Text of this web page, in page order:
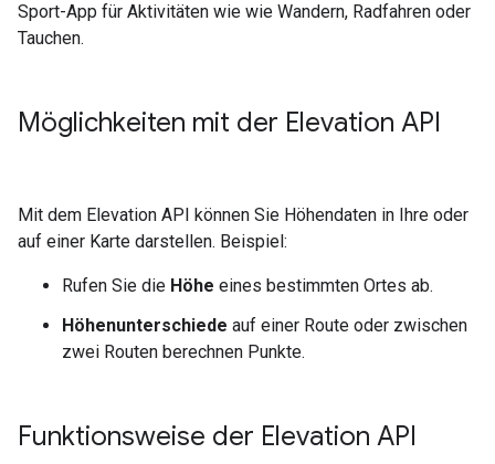
Sport-App für Aktivitäten wie wie Wandern, Radfahren oder
Tauchen.
Möglichkeiten mit der Elevation API
Mit dem Elevation API können Sie Höhendaten in Ihre oder
auf einer Karte darstellen. Beispiel:
Rufen Sie die Höhe eines bestimmten Ortes ab.
Höhenunterschiede auf einer Route oder zwischen
zwei Routen berechnen Punkte.
Funktionsweise der Elevation API